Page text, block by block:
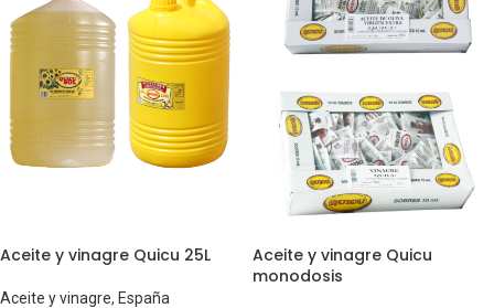
Aceite y vinagre Quicu 25L
Aceite y vinagre, España
Aceite y vinagre Quicu
monodosis